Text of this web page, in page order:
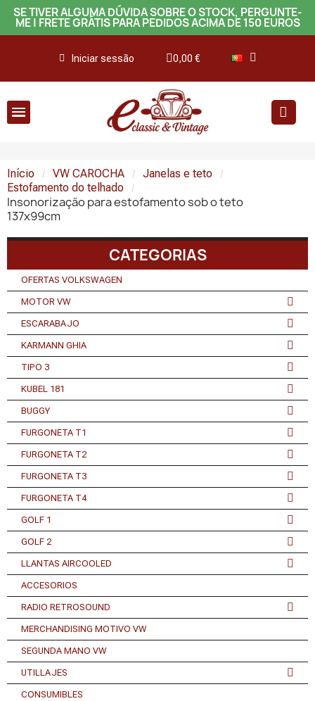
SE TIVER ALGUMA DÚVIDA SOBRE O STOCK, PERGUNTE-
ME | FRETE GRÁTIS PARA PEDIDOS ACIMA DE 150 EUROS
Iniciar sessão 0,00 €
Início VW CAROCHA
Janelas e teto
Estofamento do telhado
Insonorização para estofamento sob o teto
137x99cm
CATEGORIAS
OFERTAS VOLKSWAGEN
MOTOR VW
ESCARABAJO
KARMANN GHIA
TIPO 3
KUBEL 181
BUGGY
FURGONETA T1
FURGONETA T2
FURGONETA T3
FURGONETA T4
GOLF 1
GOLF 2
LLANTAS AIRCOOLED
ACCESORIOS
RADIO RETROSOUND
MERCHANDISING MOTIVO VW
SEGUNDA MANO VW
UTILLAJES
CONSUMIBLES